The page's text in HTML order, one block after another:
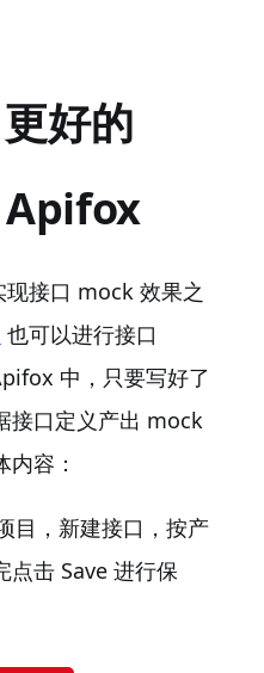
好的
Apifox
接口 mock 效果之
也可以进行接口
中，只要写好了
接口定义产出 mock
容：
目，新建接口，按产
点击 Save 进行保